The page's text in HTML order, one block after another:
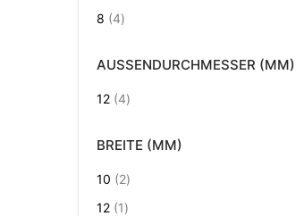
8 4Artikel
AUSSENDURCHMESSER (MM)
12 4Artikel
BREITE (MM)
10 2Artikel
12 1Artikel